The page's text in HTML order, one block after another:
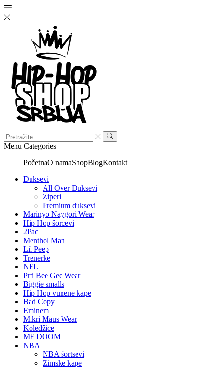
Menu Categories
PočetnaO namaShopBlogKontakt
Duksevi
All Over Duksevi
Ziperi
Premium duksevi
Marinyo Naygori Wear
Hip Hop šorcevi
2Pac
Menthol Man
Lil Peep
Trenerke
NFL
Prti Bee Gee Wear
Biggie smalls
Hip Hop vunene kape
Bad Copy
Eminem
Mikri Maus Wear
Koledžice
MF DOOM
NBA
NBA šortsevi
Zimske kape